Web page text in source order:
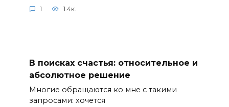
1 1.4к.
В поисках счастья: относительное и
абсолютное решение
Многие обращаются ко мне с такими
запросами: хочется